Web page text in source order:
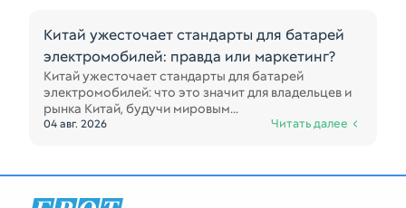
Китай ужесточает стандарты для батарей
электромобилей: правда или маркетинг?
Китай ужесточает стандарты для батарей
электромобилей: что это значит для владельцев и
рынка Китай, будучи мировым...
04 авг. 2026 Читать далее